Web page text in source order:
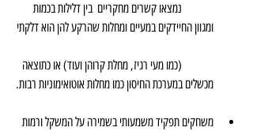
	נמצאו קשרים מחקריים  בין דלילות בכמות
ומגוון החיידקים במעיים ומחלות שהרקע להן הוא דלקתי
	(כמו מעי רגיז, מחלת קרוהן ועוד) או כתוצאה
מכשלים במערכת החיסון כמו מחלות אוטואימוניות רבות.
משחקים תפקיד משמעותי בשמירה על המשקל ורמות